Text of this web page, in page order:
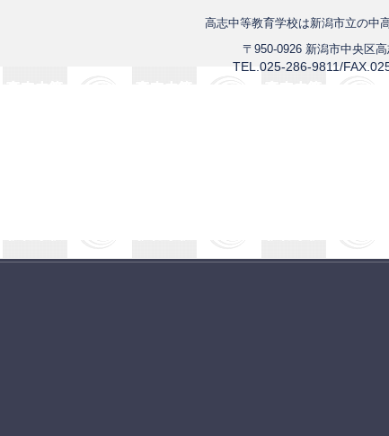
高志中等教育学校は新潟市立の中
〒950-0926 新潟市中央区
TEL.025-286-9811/